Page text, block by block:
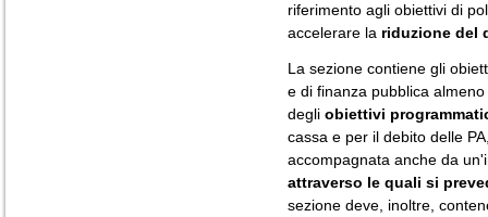
riferimento agli obiettivi di
accelerare la riduzione del
La sezione contiene gli
e di finanza pubblica
degli obiettivi
cassa e per il debito delle
accompagnata anche da
attraverso le quali si
sezione deve, inoltre,